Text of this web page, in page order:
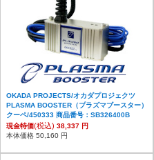
OKADA PROJECTS/オカダプロジェクツ
PLASMA BOOSTER（プラズマブースター）
クーペ/450333 商品番号：SB326400B
現金特価(税込) 38,337 円
本体価格 50,160 円